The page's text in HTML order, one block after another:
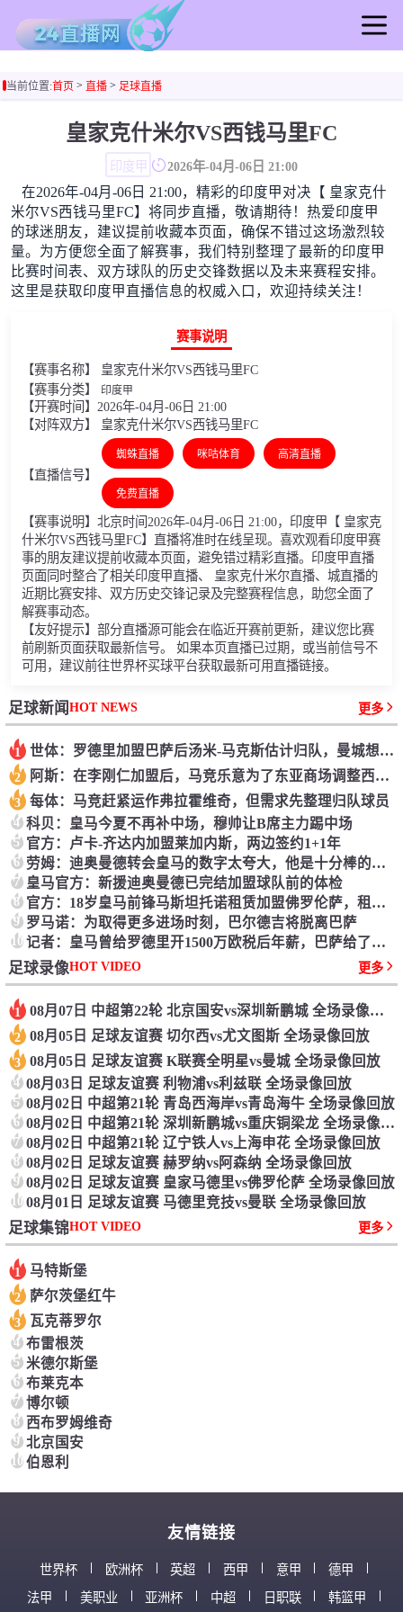
足球直播
足球录像
足球集锦
篮球集锦
足球新闻
篮球新闻
当前位置:首页> 直播> 足球直播
皇家克什米尔VS西钱马里FC
印度甲 2026年-04月-06日 21:00
在2026年-04月-06日 21:00，精彩的印度甲对决【 皇家克什
米尔VS西钱马里FC】将同步直播，敬请期待！热爱印度甲
的球迷朋友，建议提前收藏本页面，确保不错过这场激烈较
量。为方便您全面了解赛事，我们特别整理了最新的印度甲
比赛时间表、双方球队的历史交锋数据以及未来赛程安排。
这里是获取印度甲直播信息的权威入口，欢迎持续关注！
赛事说明
【赛事名称】 皇家克什米尔VS西钱马里FC
【赛事分类】 印度甲
【开赛时间】2026年-04月-06日 21:00
【对阵双方】 皇家克什米尔VS西钱马里FC
【直播信号】
蜘蛛直播 咪咕体育 高清直播
免费直播
【赛事说明】北京时间2026年-04月-06日 21:00，印度甲【 皇家克
什米尔VS西钱马里FC】直播将准时在线呈现。喜欢观看印度甲赛
事的朋友建议提前收藏本页面，避免错过精彩直播。印度甲直播
页面同时整合了相关印度甲直播、 皇家克什米尔直播、城直播的
近期比赛安排、双方历史交锋记录及完整赛程信息，助您全面了
解赛事动态。
【友好提示】部分直播源可能会在临近开赛前更新，建议您比赛
前刷新页面获取最新信号。 如果本页直播已过期，或当前信号不
可用，建议前往世界杯买球平台获取最新可用直播链接。
足球新闻HOT NEWS 更多
1 世体：罗德里加盟巴萨后汤米-马克斯估计归队，曼城想培育他
2 阿斯：在李刚仁加盟后，马竞乐意为了东亚商场调整西甲竞赛时刻
3 每体：马竞赶紧运作弗拉霍维奇，但需求先整理归队球员
4 科贝：皇马今夏不再补中场，穆帅让B席主力踢中场
5 官方：卢卡-齐达内加盟莱加内斯，两边签约1+1年
6 劳姆：迪奥曼德转会皇马的数字太夸大，他是十分棒的小伙子
7 皇马官方：新援迪奥曼德已完结加盟球队前的体检
8 官方：18岁皇马前锋马斯坦托诺租赁加盟佛罗伦萨，租期1年
9 罗马诺：为取得更多进场时刻，巴尔德吉将脱离巴萨
10 记者：皇马曾给罗德里开1500万欧税后年薪，巴萨给了同等条件
足球录像HOT VIDEO 更多
1 08月07日 中超第22轮 北京国安vs深圳新鹏城 全场录像回放
2 08月05日 足球友谊赛 切尔西vs尤文图斯 全场录像回放
3 08月05日 足球友谊赛 K联赛全明星vs曼城 全场录像回放
4 08月03日 足球友谊赛 利物浦vs利兹联 全场录像回放
5 08月02日 中超第21轮 青岛西海岸vs青岛海牛 全场录像回放
6 08月02日 中超第21轮 深圳新鹏城vs重庆铜梁龙 全场录像回放
7 08月02日 中超第21轮 辽宁铁人vs上海申花 全场录像回放
8 08月02日 足球友谊赛 赫罗纳vs阿森纳 全场录像回放
9 08月02日 足球友谊赛 皇家马德里vs佛罗伦萨 全场录像回放
1008月01日 足球友谊赛 马德里竞技vs曼联 全场录像回放
足球集锦HOT VIDEO 更多
1 马特斯堡
2 萨尔茨堡红牛
3 瓦克蒂罗尔
4 布雷根茨
5 米德尔斯堡
6 布莱克本
7 博尔顿
8 西布罗姆维奇
9 北京国安
10伯恩利
友情链接
世界杯 欧洲杯 英超 西甲 意甲
德甲
法甲
美职业 亚洲杯 中超 日职联 韩篮甲